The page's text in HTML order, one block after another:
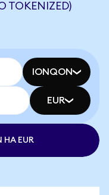
TOKENIZED)
IONQON
EUR
EUR